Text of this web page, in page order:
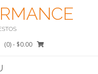
(0)- $0.00